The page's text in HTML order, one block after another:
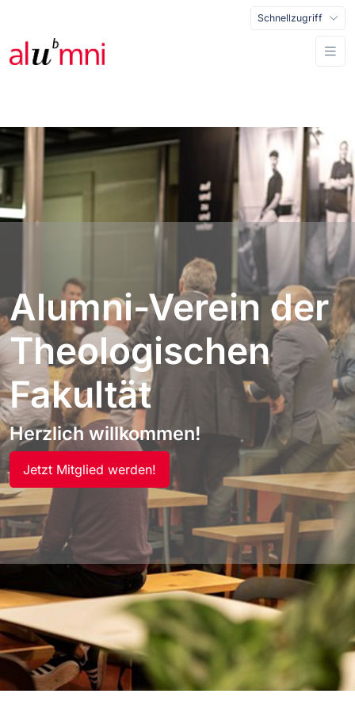
Schnellzugriff
Alumni-Verein der
Theologischen
Fakultät
Herzlich willkommen!
Jetzt Mitglied werden!